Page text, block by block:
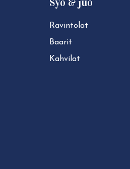
Ravintolat
Baarit
Kahvilat